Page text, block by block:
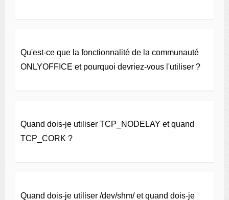
Qu'est-ce que la fonctionnalité de la communauté
ONLYOFFICE et pourquoi devriez-vous l'utiliser ?
Quand dois-je utiliser TCP_NODELAY et quand
TCP_CORK ?
Quand dois-je utiliser /dev/shm/ et quand dois-je